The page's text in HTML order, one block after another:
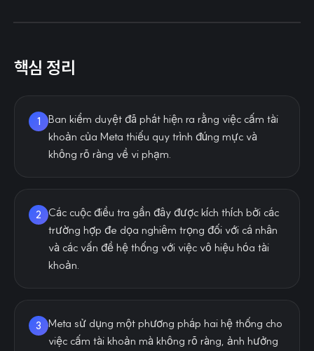
핵심 정리
1
Ban kiểm duyệt đã phát hiện ra rằng việc cấm tài
khoản của Meta thiếu quy trình đúng mực và
không rõ ràng về vi phạm.
2
Các cuộc điều tra gần đây được kích thích bởi các
trường hợp đe dọa nghiêm trọng đối với cá nhân
và các vấn đề hệ thống với việc vô hiệu hóa tài
khoản.
3
Meta sử dụng một phương pháp hai hệ thống cho
việc cấm tài khoản mà không rõ ràng, ảnh hưởng